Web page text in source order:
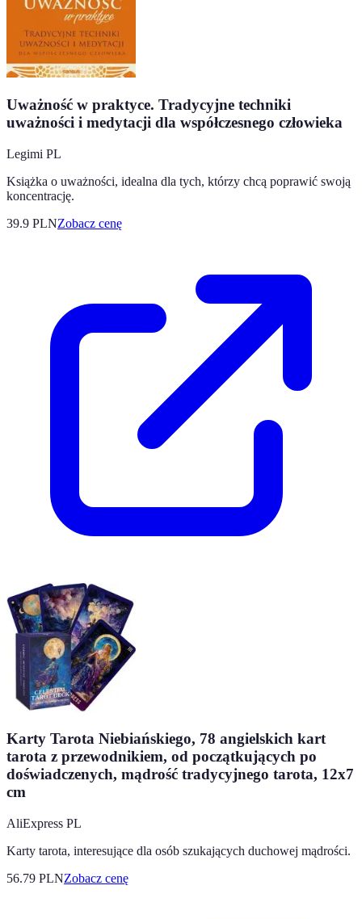
Uważność w praktyce. Tradycyjne techniki
uważności i medytacji dla współczesnego człowieka
Legimi PL
Książka o uważności, idealna dla tych, którzy chcą poprawić swoją
koncentrację.
39.9 PLNZobacz cenę
Karty Tarota Niebiańskiego, 78 angielskich kart
tarota z przewodnikiem, od początkujących po
doświadczenych, mądrość tradycyjnego tarota, 12x7
cm
AliExpress PL
Karty tarota, interesujące dla osób szukających duchowej mądrości.
56.79 PLNZobacz cenę